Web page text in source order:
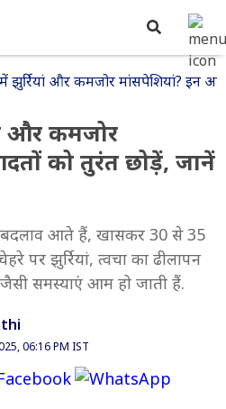
में झुर्रियां और कमजोर मांसपेशियां? इन
और कमजोर
को तुरंत छोड़ें, जानें
बदलाव आते हैं, खासकर 30 से 35
पर झुर्रियां, त्वचा का ढीलापन
समस्याएं आम हो जाती हैं.
06:16 PM IST